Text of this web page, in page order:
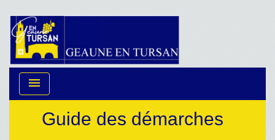
menu
Guide des démarches